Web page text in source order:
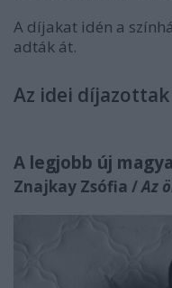
A díjakat idén a
adták át.
Az idei díjazottak
A legjobb új
Znajkay Zsófia /Az